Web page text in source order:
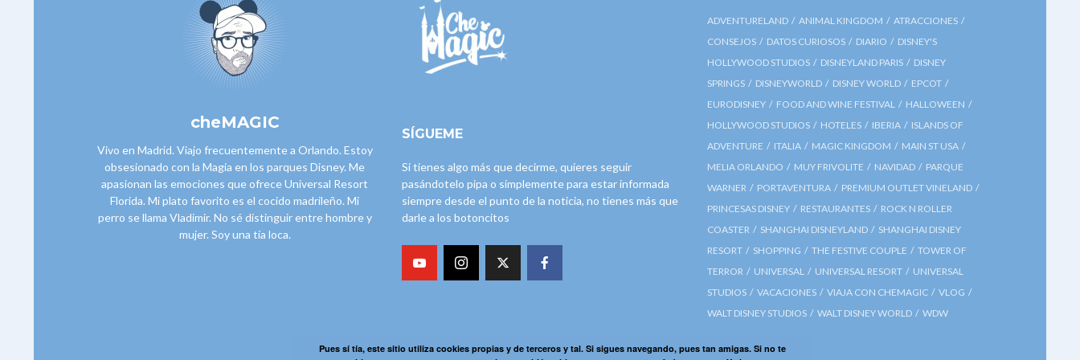
cheMAGIC
Vivo en Madrid. Viajo frecuentemente a Orlando. Estoy
obsesionado con la Magia en los parques Disney. Me
apasionan las emociones que ofrece Universal Resort
Florida. Mi plato favorito es el cocido madrileño. Mi
perro se llama Vladimir. No sé distinguir entre hombre y
mujer. Soy una tía loca.
SÍGUEME
Si tienes algo más que decirme, quieres seguir
pasándotelo pipa o simplemente para estar informada
siempre desde el punto de la noticia, no tienes más que
darle a los botoncitos
ADVENTURELAND ANIMAL KINGDOM
ATRACCIONES
CONSEJOS
DATOS CURIOSOS DIARIO
DISNEY'S
HOLLYWOOD STUDIOS
DISNEYLAND PARIS
DISNEY
SPRINGS
DISNEYWORLD DISNEY WORLD
EPCOT
EURODISNEY
FOOD AND WINE FESTIVAL
HALLOWEEN
HOLLYWOOD STUDIOS
HOTELES IBERIA
ISLANDS OF
ADVENTURE
ITALIA MAGIC KINGDOM
MAIN ST USA
MELIA ORLANDO
MUY FRIVOLITE NAVIDAD
PARQUE
WARNER
PORTAVENTURA
PREMIUM OUTLET VINELAND
PRINCESAS DISNEY
RESTAURANTES
ROCK N ROLLER
COASTER
SHANGHAI DISNEYLAND
SHANGHAI DISNEY
RESORT
SHOPPING THE FESTIVE COUPLE
TOWER OF
TERROR
UNIVERSAL UNIVERSAL RESORT
UNIVERSAL
STUDIOS
VACACIONES VIAJA CON CHEMAGIC
VLOG
WALT DISNEY STUDIOS
WALT DISNEY WORLD WDW
Pues sí tía, este sitio utiliza cookies propias y de terceros y tal. Si sigues navegando, pues tan amigas. Si no te